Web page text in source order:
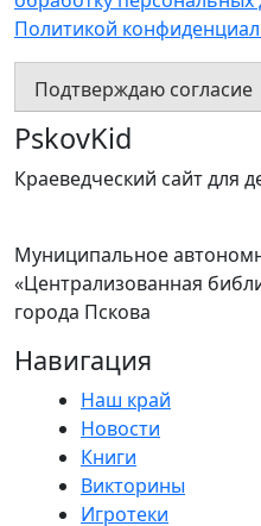
Политикой
Подтверждаю согласие
PskovKid
Краеведческий сайт для
Муниципальное
«Централизованная
города Пскова
Навигация
Наш край
Новости
Книги
Викторины
Игротеки